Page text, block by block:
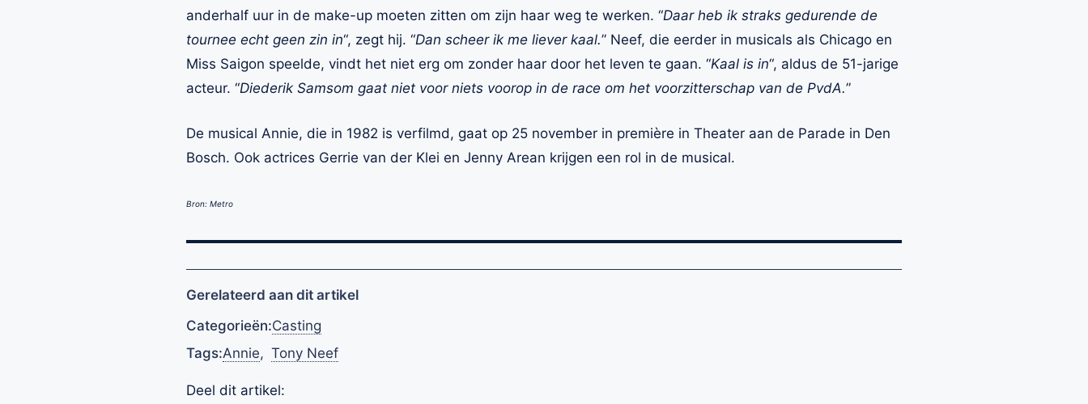
anderhalf uur in de make-up moeten zitten om zijn haar weg te werken. “Daar heb ik straks gedurende de
tournee echt geen zin in“, zegt hij. “Dan scheer ik me liever kaal.” Neef, die eerder in musicals als Chicago en
Miss Saigon speelde, vindt het niet erg om zonder haar door het leven te gaan. “Kaal is in“, aldus de 51-jarige
acteur. “Diederik Samsom gaat niet voor niets voorop in de race om het voorzitterschap van de PvdA.”
De musical Annie, die in 1982 is verfilmd, gaat op 25 november in première in Theater aan de Parade in Den
Bosch. Ook actrices Gerrie van der Klei en Jenny Arean krijgen een rol in de musical.
Bron: Metro
Gerelateerd aan dit artikel
Categorieën:Casting
Tags:Annie, Tony Neef
Deel dit artikel: